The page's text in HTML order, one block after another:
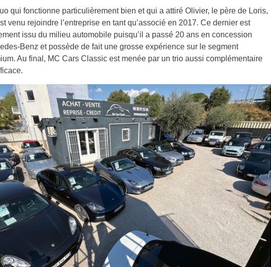
qui fonctionne particulièrement bien et qui a attiré Olivier, le père de Loris,
venu rejoindre l’entreprise en tant qu’associé en 2017. Ce dernier est
issu du milieu automobile puisqu’il a passé 20 ans en concession
Benz et possède de fait une grosse expérience sur le segment
Au final, MC Cars Classic est menée par un trio aussi complémentaire